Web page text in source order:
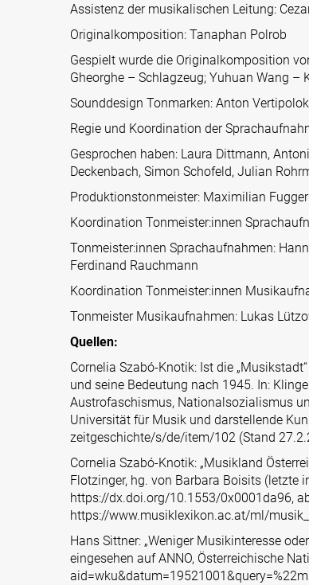
Assistenz der musikalischen Leitung:
Originalkomposition: Tanaphan Polrob
Gespielt wurde die Originalkomposition
Gheorghe – Schlagzeug; Yuhuan Wang –
Sounddesign Tonmarken: Anton
Regie und Koordination der
Gesprochen haben: Laura Dittmann,
Deckenbach, Simon Schofeld, Julian
Produktionstonmeister: Maximilian Fugger
Koordination Tonmeister:innen
Tonmeister:innen Sprachaufnahmen:
Ferdinand Rauchmann
Koordination Tonmeister:innen
Tonmeister Musikaufnahmen: Lukas
Quellen:
Cornelia Szabó-Knotik: Ist die
und seine Bedeutung nach 1945. In:
Austrofaschismus, Nationalsozialismus
Universität für Musik und darstellende
zeitgeschichte/s/de/item/102 (Stand
Cornelia Szabó-Knotik: „Musikland
Flotzinger, hg. von Barbara Boisits (letzte
https://dx.doi.org/10.1553/0x0001da96,
https://www.musiklexikon.ac.at/ml/
Hans Sittner: „Weniger Musikinteresse
eingesehen auf ANNO, Österreichische